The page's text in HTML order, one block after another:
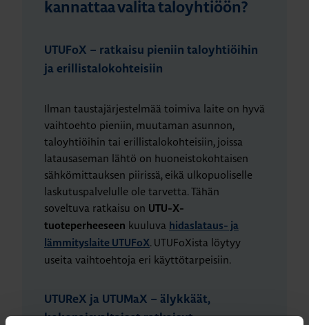
kannattaa valita taloyhtiöön?
UTUFoX – ratkaisu pieniin taloyhtiöihin
ja erillistalokohteisiin
Ilman taustajärjestelmää toimiva laite on hyvä
vaihtoehto pieniin, muutaman asunnon,
taloyhtiöihin tai erillistalokohteisiin, joissa
latausaseman lähtö on huoneistokohtaisen
sähkömittauksen piirissä, eikä ulkopuoliselle
laskutuspalvelulle ole tarvetta. Tähän
soveltuva ratkaisu on UTU-X-
tuoteperheeseen kuuluva hidaslataus- ja
lämmityslaite UTUFoX. UTUFoXista löytyy
useita vaihtoehtoja eri käyttötarpeisiin.
UTUReX ja UTUMaX – älykkäät,
kokonaisvaltaiset ratkaisut